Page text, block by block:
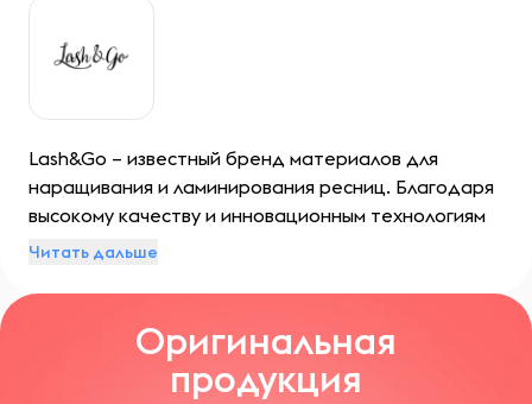
Lash&Go – известный бренд материалов для
наращивания и ламинирования ресниц. Благодаря
высокому качеству и инновационным технологиям
южнокорейская компания заслужила доверие и
салонов красоты по всему миру.
Читать дальше
Оригинальная
продукция